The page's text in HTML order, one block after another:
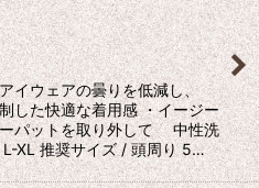
イウェアの曇りを低減し、
した快適な着用感 ・イージー
パットを取り外して 中性洗
L-XL 推奨サイズ / 頭周り 5…